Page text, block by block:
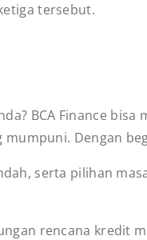
tersebut.
BCA Finance
Dengan
serta pilihan
rencana kredit